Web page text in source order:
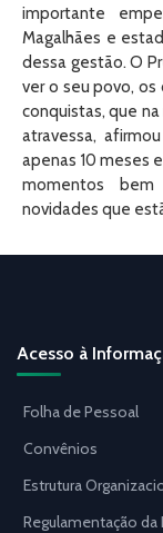
importante
Magalhães e
dessa gestão. O
ver o seu povo,
conquistas, que
atravessa,
apenas 10 meses
momentos
novidades que
Acesso à
Folha de Pessoal
Convênios
Estrutura
Regulamentação da